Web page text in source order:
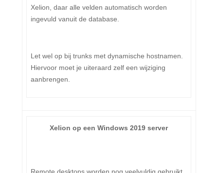
Xelion, daar alle velden automatisch worden
ingevuld vanuit de database.
Let wel op bij trunks met dynamische hostnamen.
Hiervoor moet je uiteraard zelf een wijziging
aanbrengen.
Xelion op een Windows 2019 server